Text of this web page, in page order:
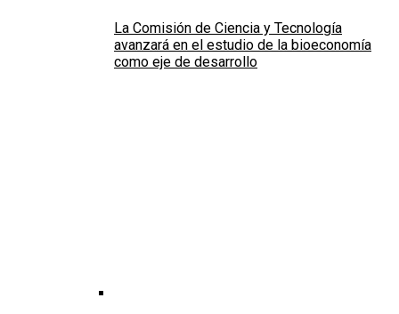
La Comisión de Ciencia y Tecnología
avanzará en el estudio de la bioeconomía
como eje de desarrollo